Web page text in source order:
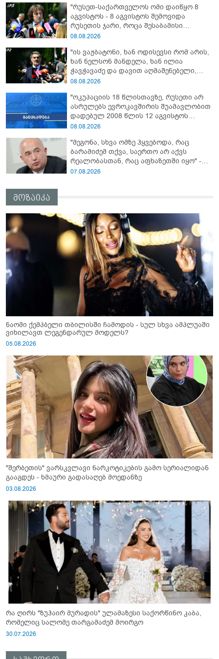
სააკაშვილისთვის შეგინებას თუ რაღაც
ამგვარს სთხოვდნენ მას"
"რუსეთ-საქართველოს ომი დაიწყო 8
აგვისტოს - 8 აგვისტოს შემოვიდა
რუსეთის ჯარი, როცა შესაბამისი
განცხადება გააკეთა რუსეთის
რაც მოხდა, ეს იყო ის, რომ სააკაშვილის
რეჟიმმა დაბომბა ცხინვალი"
08.08.2026
"ის ვაჟბატონი, ხან ოდისევსი რომ არის,
ხან ნელსონ მანდელა, ხან ილია
ჭავჭავაძე და დავით აღმაშენებელი,
სინამდვილეში, ერთი საცოდავი,
08.08.2026
"ოკუპაციის 18 წლისთავზე, რუსეთი არ
ასრულებს ევროკავშირის შუამავლობით
დადებულ 2008 წლის 12 აგვისტოს
ცეცხლის შეწყვეტის შეთანხმებას - მეტიც,
კონტროლს ოკუპირებულ რეგიონებში"
08.08.2026
"მეგონა, სხვა ომზე ჰყვებოდა, რაც
ბარამიძემ თქვა, საერთო არ აქვს
რეალობასთან, რაც აფხაზეთში იყო" -
პაატა ზაქარეიშვილის შეფასება
07.08.2026
მოზაიკა
ნაომი ქემპბელი თბილისში ჩამოდის - სულ სხვა ამპლუაში
ვიხილავთ ლეგენდარულ მოდელს?
05.08.2026
"შერბეთის" ვარსკვლავი ნარკოტიკების გამო სერიალიდან
გააგდეს - ხმაური გადასაღებ მოედანზე
03.08.2026
რა ღირს "ზუჰაირ მურადის" ულამაზესი საქორწინო კაბა,
რომელიც სალომე თარგამაძემ მოირგო
30.07.2026